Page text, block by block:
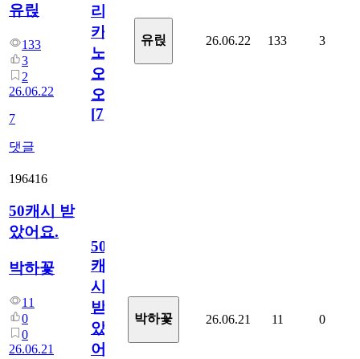
유릱
133
3
2
26.06.22
7
댓글
리
카
노
오
오!
[7]
유릱 26.06.22 133 3
196416
50캐시 받
았어요.
박하꽃
11
0
0
26.06.21
50
캐
시
받
았
어
박하꽃 26.06.21 11 0